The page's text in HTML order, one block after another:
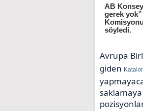
AB
gerek
söyledi.
Avrupa
giden